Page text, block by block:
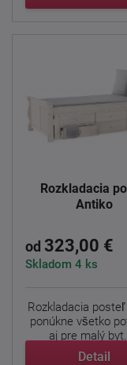
Rozkladacia
Antiko
od 323,00 €
Skladom 4 ks
Rozkladacia posteľ
ponúkne všetko
aj pre malý
Detail